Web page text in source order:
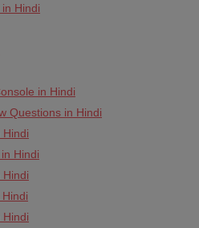
Hindi
in Hindi
Questions in Hindi
Hindi
Hindi